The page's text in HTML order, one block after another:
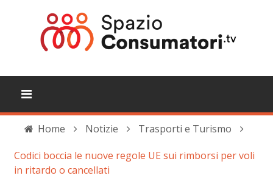
Home Notizie
Trasporti e Turismo
Codici boccia le nuove regole UE sui rimborsi per voli
in ritardo o cancellati